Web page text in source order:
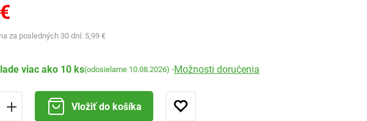
za posledných 30 dní: 5,99 €
viac ako 10 ks(odosielame 10.08.2026) -Možnosti doručenia
Vložiť do košíka